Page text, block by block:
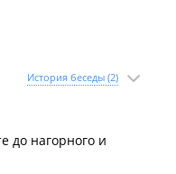
История беседы (2)
до нагорного и